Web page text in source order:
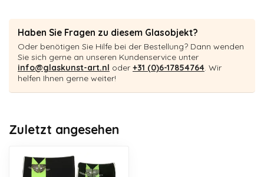
Haben Sie Fragen zu diesem Glasobjekt?
Oder benötigen Sie Hilfe bei der Bestellung? Dann wenden
Sie sich gerne an unseren Kundenservice unter
info@glaskunst-art.nl oder +31 (0)6-17854764. Wir
helfen Ihnen gerne weiter!
Zuletzt angesehen